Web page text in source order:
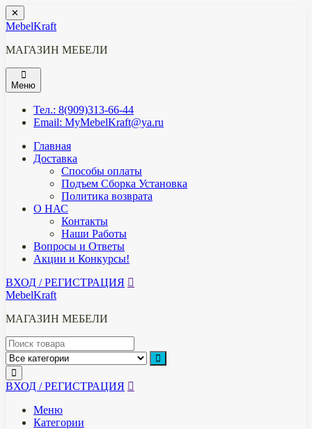
Перейти
к
✕
MebelKraft
МАГАЗИН МЕБЕЛИ
Меню
Тел.: 8(909)313-66-44
Email: MyMebelKraft@ya.ru
Главная
Доставка
Способы оплаты
Подъем Сборка Установка
Политика возврата
О НАС
Контакты
Наши Работы
Вопросы и Ответы
Акции и Конкурсы!
ВХОД / РЕГИСТРАЦИЯ
MebelKraft
МАГАЗИН МЕБЕЛИ
ВХОД / РЕГИСТРАЦИЯ
Меню
Категории